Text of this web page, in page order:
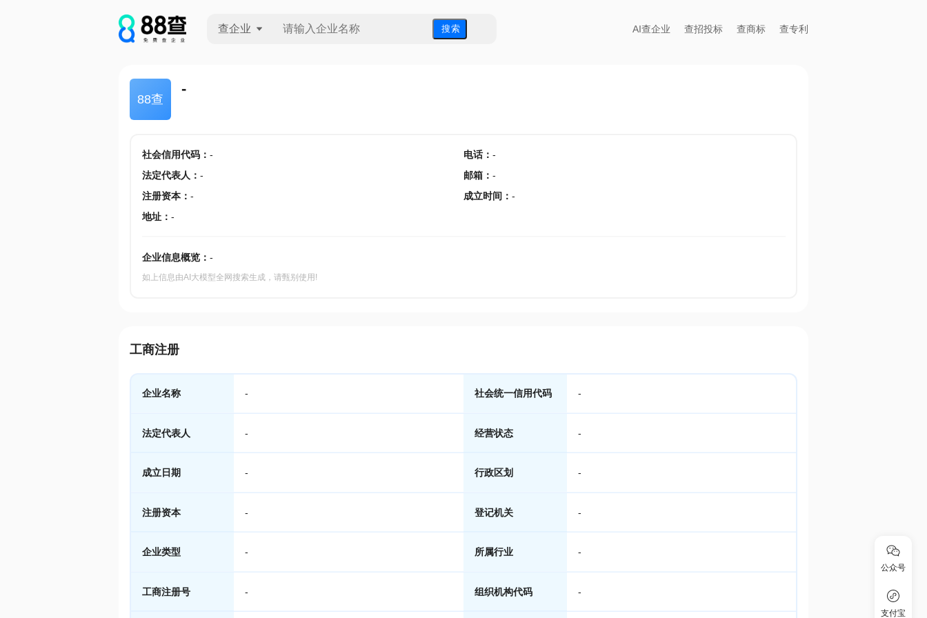
查企业 搜 索 AI查企业 查招投标 查商标 查专利
88查
-
社会信用代码： - 电话： -
法定代表人 ： - 邮箱 ： -
注册资本： - 成立时间 ： -
地址： -
企业信息概览： -
如上信息由AI大模型全网搜索生成，请甄别使用!
工商注册
企业名称 - 社会统一信用代码 -
法定代表人 - 经营状态 -
成立日期 - 行政区划 -
注册资本 - 登记机关 -
企业类型 - 所属行业 -
工商注册号 - 组织机构代码 -
公众号
支付宝